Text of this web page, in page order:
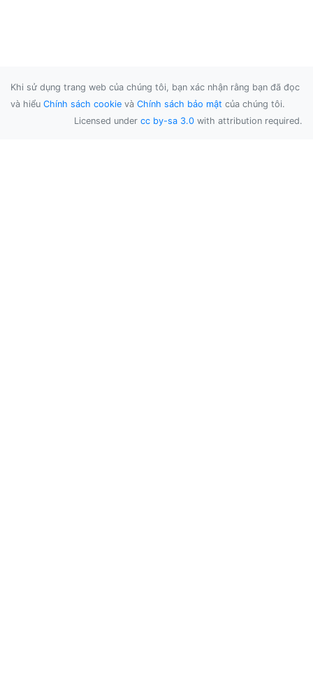
Khi sử dụng trang web của chúng tôi, bạn xác nhận rằng bạn đã đọc
và hiểu Chính sách cookie và Chính sách bảo mật của chúng tôi.
Licensed under cc by-sa 3.0 with attribution required.